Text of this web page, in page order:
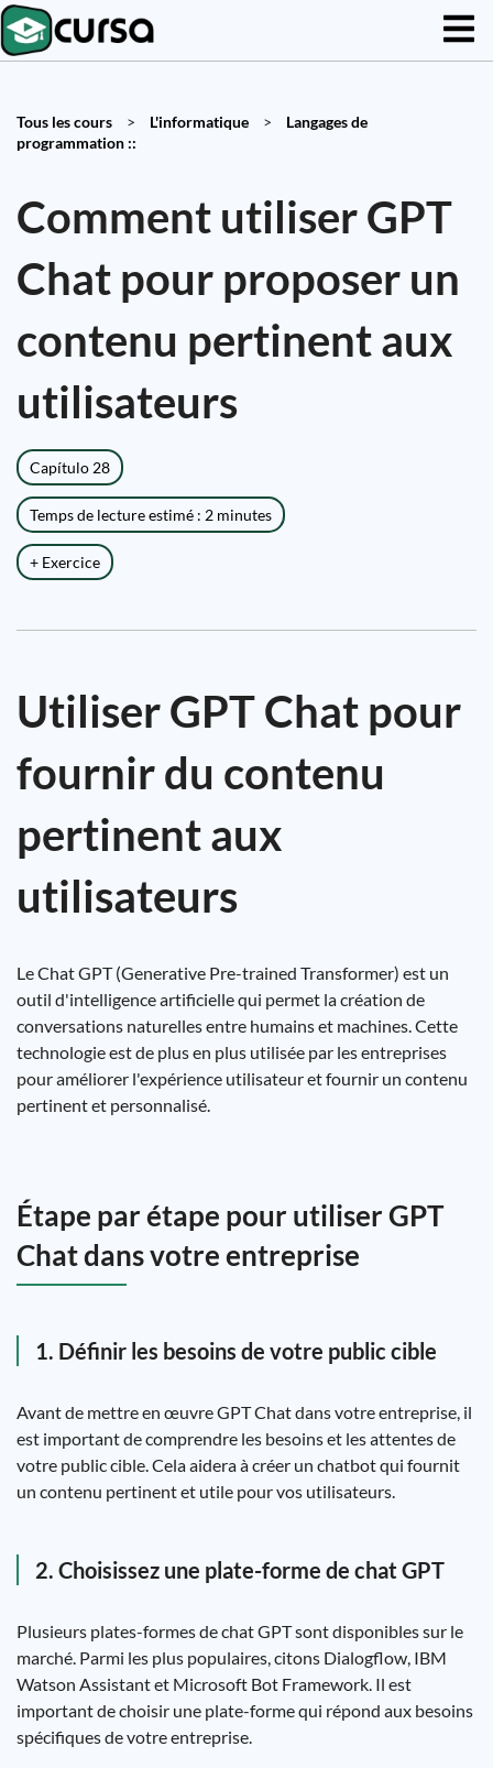
Tous les cours > L'informatique >
Langages de
programmation ::
Comment utiliser GPT
Chat pour proposer un
contenu pertinent aux
utilisateurs
Capítulo 28
Temps de lecture estimé : 2 minutes
+ Exercice
Utiliser GPT Chat pour
fournir du contenu
pertinent aux
utilisateurs
Le Chat GPT (Generative Pre-trained Transformer) est un
outil d'intelligence artificielle qui permet la création de
conversations naturelles entre humains et machines. Cette
technologie est de plus en plus utilisée par les entreprises
pour améliorer l'expérience utilisateur et fournir un contenu
pertinent et personnalisé.
Étape par étape pour utiliser GPT
Chat dans votre entreprise
1. Définir les besoins de votre public cible
Avant de mettre en œuvre GPT Chat dans votre entreprise, il
est important de comprendre les besoins et les attentes de
votre public cible. Cela aidera à créer un chatbot qui fournit
un contenu pertinent et utile pour vos utilisateurs.
2. Choisissez une plate-forme de chat GPT
Plusieurs plates-formes de chat GPT sont disponibles sur le
marché. Parmi les plus populaires, citons Dialogflow, IBM
Watson Assistant et Microsoft Bot Framework. Il est
important de choisir une plate-forme qui répond aux besoins
spécifiques de votre entreprise.